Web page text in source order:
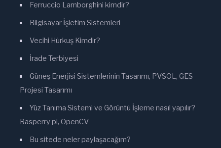
Ferruccio Lamborghini kimdir?
Bilgisayar İşletim Sistemleri
Vecihi Hürkuş Kimdir?
İrade Terbiyesi
Güneş Enerjisi Sistemlerinin Tasarımı, PVSOL, GES
Projesi Tasarımı
Yüz Tanıma Sistemi ve Görüntü İşleme nasıl yapılır?
Rasperry pi, OpenCV
Bu sitede neler paylaşacağım?